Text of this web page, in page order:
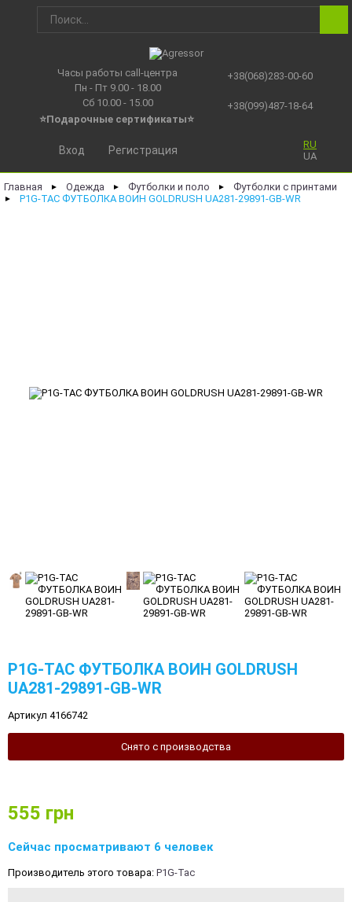
Часы работы call-центра
Пн - Пт 9.00 - 18.00
Сб 10.00 - 15.00
⭐Подарочные сертификаты⭐
+38(068)283-00-60
+38(099)487-18-64
RU
UA
Вход Регистрация
Главная ► Одежда ► Футболки и поло ► Футболки с принтами
► P1G-TAC ФУТБОЛКА ВОИН GOLDRUSH UA281-29891-GB-WR
P1G-TAC ФУТБОЛКА ВОИН GOLDRUSH
UA281-29891-GB-WR
Артикул 4166742
Снято с производства
555 грн
Сейчас просматривают 6 человек
Производитель этого товара: P1G-Tac